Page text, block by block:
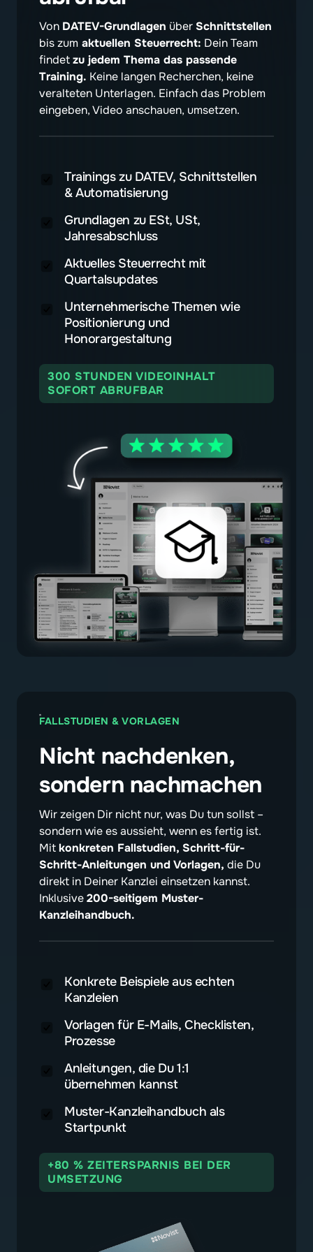
Von DATEV-Grundlagen über Schnittstellen
bis zum aktuellen Steuerrecht: Dein Team
findet zu jedem Thema das passende
Training. Keine langen Recherchen, keine
veralteten Unterlagen. Einfach das Problem
eingeben, Video anschauen, umsetzen.
Trainings zu DATEV, Schnittstellen
& Automatisierung
Grundlagen zu ESt, USt,
Jahresabschluss
Aktuelles Steuerrecht mit
Quartalsupdates
Unternehmerische Themen wie
Positionierung und
Honorargestaltung
300 STUNDEN VIDEOINHALT
SOFORT ABRUFBAR
FALLSTUDIEN & VORLAGEN
Nicht nachdenken,
sondern nachmachen
Wir zeigen Dir nicht nur, was Du tun sollst –
sondern wie es aussieht, wenn es fertig ist.
Mit konkreten Fallstudien, Schritt-für-
Schritt-Anleitungen und Vorlagen, die Du
direkt in Deiner Kanzlei einsetzen kannst.
Inklusive 200-seitigem Muster-
Kanzleihandbuch.
Konkrete Beispiele aus echten
Kanzleien
Vorlagen für E-Mails, Checklisten,
Prozesse
Anleitungen, die Du 1:1
übernehmen kannst
Muster-Kanzleihandbuch als
Startpunkt
+80 % ZEITERSPARNIS BEI DER
UMSETZUNG